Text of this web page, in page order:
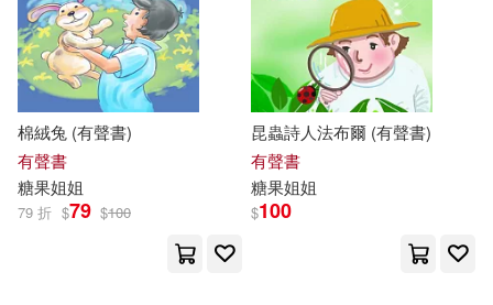
棉絨兔 (有聲書)
有聲書
糖果姐姐
79 折 $79 $100
昆蟲詩人法布爾 (有聲書)
有聲書
糖果姐姐
$100